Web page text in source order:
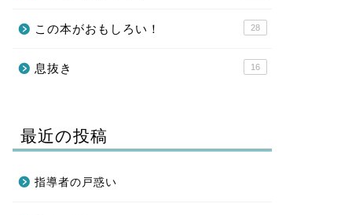
この本がおもしろい！ 28
息抜き 16
最近の投稿
指導者の戸惑い